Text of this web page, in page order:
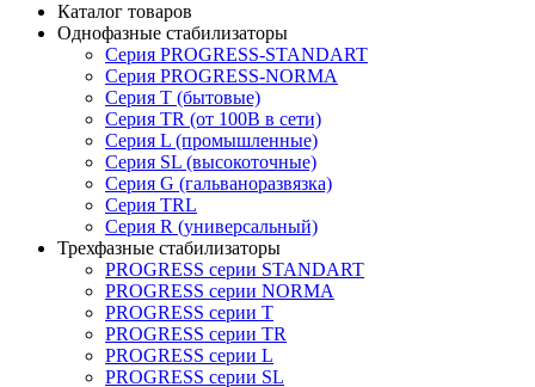
Каталог товаров
Однофазные стабилизаторы
Серия PROGRESS-STANDART
Серия PROGRESS-NORMA
Серия T (бытовые)
Серия TR (от 100В в сети)
Серия L (промышленные)
Серия SL (высокоточные)
Серия G (гальваноразвязка)
Серия TRL
Серия R (универсальный)
Трехфазные стабилизаторы
PROGRESS cерии STANDART
PROGRESS cерии NORMA
PROGRESS серии Т
PROGRESS серии ТR
PROGRESS серии L
PROGRESS серии SL